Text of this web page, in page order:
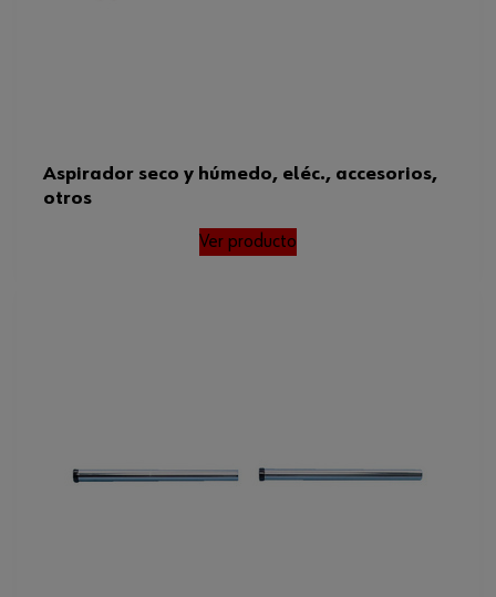
Aspirador seco y húmedo, eléc., accesorios,
otros
Ver producto